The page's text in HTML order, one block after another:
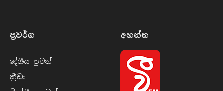
ප්‍රවර්​ග
දේශීය පුව​ත්
ක්‍රී​ඩා
අහන්​න